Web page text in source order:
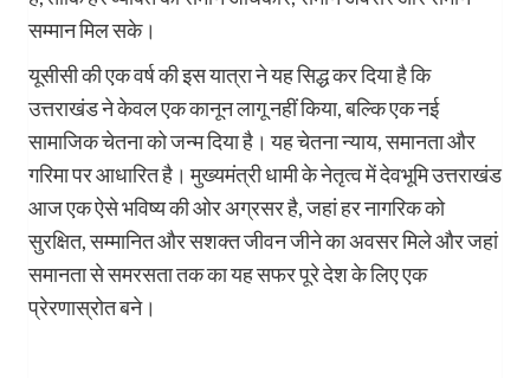
सम्मान मिल सके।
यूसीसी की एक वर्ष की इस यात्रा ने यह सिद्ध कर दिया है कि
उत्तराखंड ने केवल एक कानून लागू नहीं किया, बल्कि एक नई
सामाजिक चेतना को जन्म दिया है। यह चेतना न्याय, समानता और
गरिमा पर आधारित है। मुख्यमंत्री धामी के नेतृत्व में देवभूमि उत्तराखंड
आज एक ऐसे भविष्य की ओर अग्रसर है, जहां हर नागरिक को
सुरक्षित, सम्मानित और सशक्त जीवन जीने का अवसर मिले और जहां
समानता से समरसता तक का यह सफर पूरे देश के लिए एक
प्रेरणास्रोत बने।